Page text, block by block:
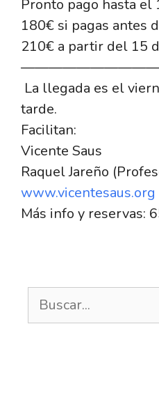
Pronto pago hasta el
180€ si pagas antes
210€ a partir del 15
——————————
La llegada es el
tarde.
Facilitan:
Vicente Saus
Raquel Jareño
www.vicentesaus.org
Más info y reservas: